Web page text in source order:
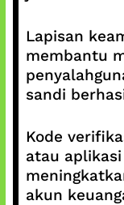
Lapisan
membantu
sandi
Kode
atau
akun